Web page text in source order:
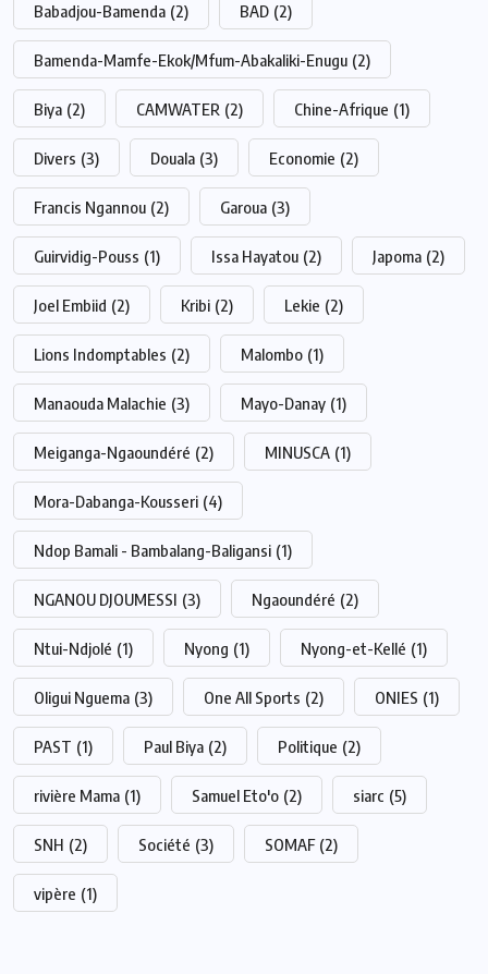
Babadjou-Bamenda (2) BAD (2)
Bamenda-Mamfe-Ekok/Mfum-Abakaliki-Enugu (2)
Biya (2) CAMWATER (2) Chine-Afrique (1)
Divers (3) Douala (3) Economie (2)
Francis Ngannou (2) Garoua (3)
Guirvidig-Pouss (1) Issa Hayatou (2) Japoma (2)
Joel Embiid (2) Kribi (2) Lekie (2)
Lions Indomptables (2) Malombo (1)
Manaouda Malachie (3) Mayo-Danay (1)
Meiganga-Ngaoundéré (2) MINUSCA (1)
Mora-Dabanga-Kousseri (4)
Ndop Bamali - Bambalang-Baligansi (1)
NGANOU DJOUMESSI (3) Ngaoundéré (2)
Ntui-Ndjolé (1) Nyong (1) Nyong-et-Kellé (1)
Oligui Nguema (3) One All Sports (2) ONIES (1)
PAST (1) Paul Biya (2) Politique (2)
rivière Mama (1) Samuel Eto'o (2) siarc (5)
SNH (2) Société (3) SOMAF (2)
vipère (1)